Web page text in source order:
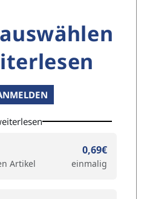
Artikel
0,69€
einmalig